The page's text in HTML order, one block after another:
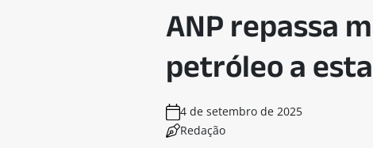
ANP repassa
petróleo a
4 de setembro de 2025
Redação